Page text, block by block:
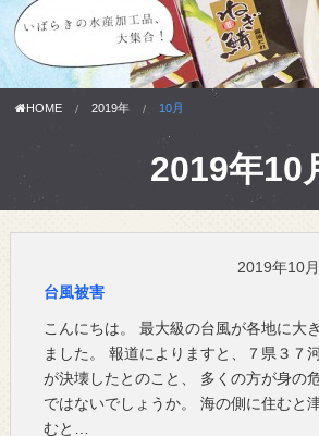
HOME 2019年 10月
2019年10
2019年10
台風被害
こんにちは。 最大級の台風が各地に大
ました。 報道によりますと、７県３７
が決壊したとのこと、 多くの方が身の
ではないでしょうか。 海の側に住むと
むと…